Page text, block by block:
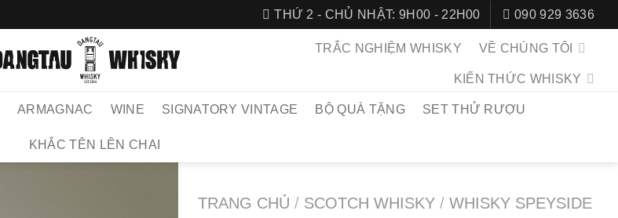
THỨ 2 - CHỦ NHẬT: 9H00 - 22H00 090 929 3636
TRẮC NGHIỆM WHISKY VỀ CHÚNG TÔI
KIẾN THỨC WHISKY
ARMAGNAC WINE SIGNATORY VINTAGE BỘ QUÀ TẶNG SET THỬ RƯỢU
KHẮC TÊN LÊN CHAI
TRANG CHỦ / SCOTCH WHISKY / WHISKY SPEYSIDE